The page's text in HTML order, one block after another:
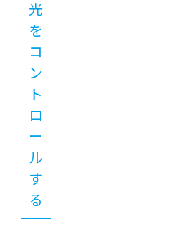
光
を
コ
ン
ト
ロ
ー
ル
す
る